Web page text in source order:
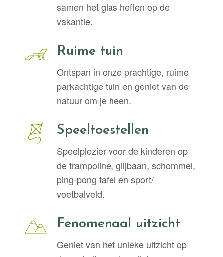
samen het glas heffen op de
vakantie.
Ruime tuin
Ontspan in onze prachtige, ruime
parkachtige tuin en geniet van de
natuur om je heen.
Speeltoestellen
Speelplezier voor de kinderen op
de trampoline, glijbaan, schommel,
ping-pong tafel en sport/
voetbalveld.
Fenomenaal uitzicht
Geniet van het unieke uitzicht op